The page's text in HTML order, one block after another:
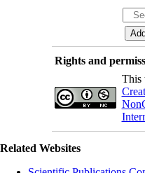
Rights and
This
Related Websites